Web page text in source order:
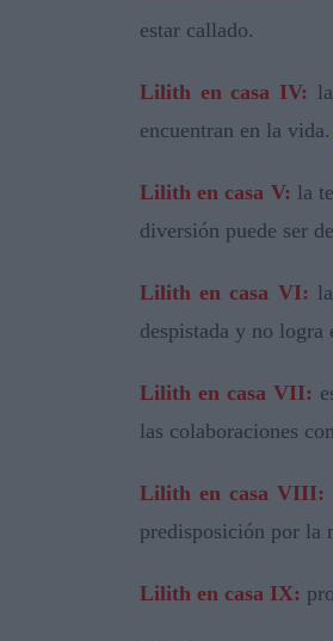
estar callado.
Lilith en casa IV:
encuentran en la vida.
Lilith en casa V: la
diversión puede ser
Lilith en casa VI:
despistada y no
Lilith en casa VII:
las colaboraciones
Lilith en casa VIII:
predisposición por la
Lilith en casa IX: